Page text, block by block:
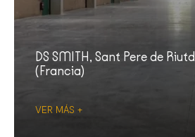
DS SMITH, Sant Pere de
(Francia)
VER MÁS +